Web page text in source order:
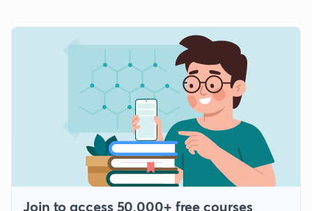
Join to access 50,000+ free courses